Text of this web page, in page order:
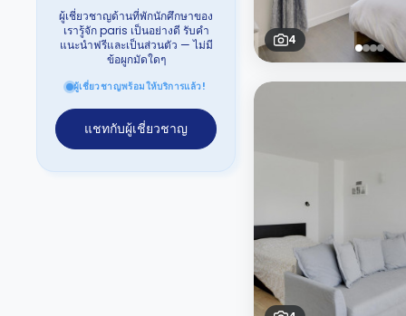
ผู้เชี่ยวชาญด้านที่พักนักศึกษาของ
เรารู้จัก paris เป็นอย่างดี รับคำ
แนะนำฟรีและเป็นส่วนตัว — ไม่มี
ข้อผูกมัดใดๆ
ผู้เชี่ยวชาญพร้อมให้บริการแล้ว!
แชทกับผู้เชี่ยวชาญ
4